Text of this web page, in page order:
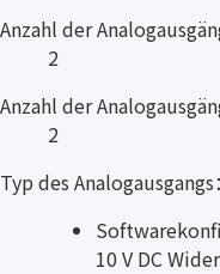
Anzahl der
2
Anzahl der
2
Typ des Analogausgangs：
10 V DC